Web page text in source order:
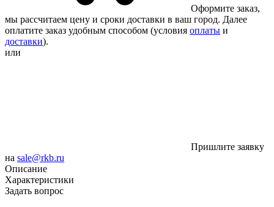
Оформите заказ,
мы рассчитаем цену и сроки доставки в ваш город. Далее
оплатите заказ удобным способом (условия оплаты и
доставки).
или
Пришлите заявку
на sale@rkb.ru
Описание
Характеристики
Задать вопрос